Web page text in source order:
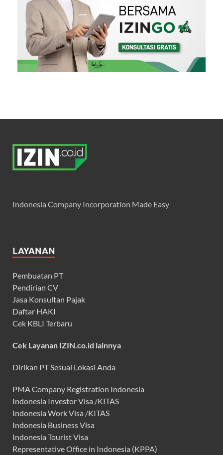
Indonesia Company Incorporation Made Easy
LAYANAN
Pembuatan PT
Pendirian CV
Jasa Konsultan Pajak
Daftar HAKI
Cek KBLI Terbaru
Cek Layanan IZIN.co.id lainnya
Dirikan PT Sesuai Lokasi Anda
PMA Company Registration Indonesia
Indonesia Investor Visa /KITAS
Indonesia Work Visa /KITAS
Indonesia Business Visa
Indonesia Tourist Visa
Representative Office in Indonesia (KPPA)